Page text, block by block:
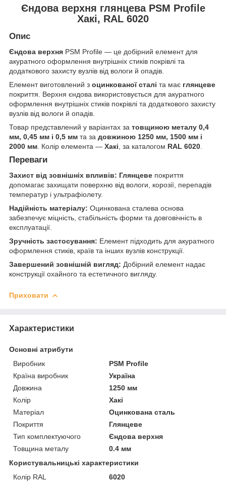
Єндова верхня глянцева PSM Profile
Хакі, RAL 6020
Опис
Єндова верхня PSM Profile — це добірний елемент для
акуратного оформлення внутрішніх стиків покрівлі та
додаткового захисту вузлів від вологи й опадів.
Елемент виготовлений з оцинкованої сталі та має глянцеве
покриття. Верхня єндова використовується для акуратного
оформлення внутрішніх стиків покрівлі та додаткового захисту
вузлів від вологи й опадів.
Товар представлений у варіантах за товщиною металу 0,4
мм, 0,45 мм і 0,5 мм та за довжиною 1250 мм, 1500 мм і
2000 мм. Колір елемента — Хакі, за каталогом RAL 6020.
Переваги
Захист від зовнішніх впливів: Глянцеве покриття
допомагає захищати поверхню від вологи, корозії, перепадів
температур і ультрафіолету.
Надійність матеріалу: Оцинкована сталева основа
забезпечує міцність, стабільність форми та довговічність в
експлуатації.
Зручність застосування: Елемент підходить для акуратного
оформлення стиків, країв та інших вузлів конструкції.
Завершений зовнішній вигляд: Добірний елемент надає
конструкції охайного та естетичного вигляду.
Приховати
Характеристики
Основні атрибути
Виробник
PSM Profile
Країна виробник
Україна
Довжина
1250 мм
Колір
Хакі
Матеріал
Оцинкована сталь
Покриття
Глянцеве
Тип комплектуючого
Єндова верхня
Товщина металу
0.4 мм
Користувальницькі характеристики
Колір RAL
6020